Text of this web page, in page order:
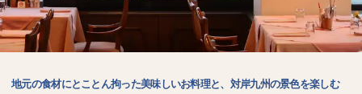
地元の食材にとことん拘った美味しいお料理と、対岸九州の景色を楽しむ